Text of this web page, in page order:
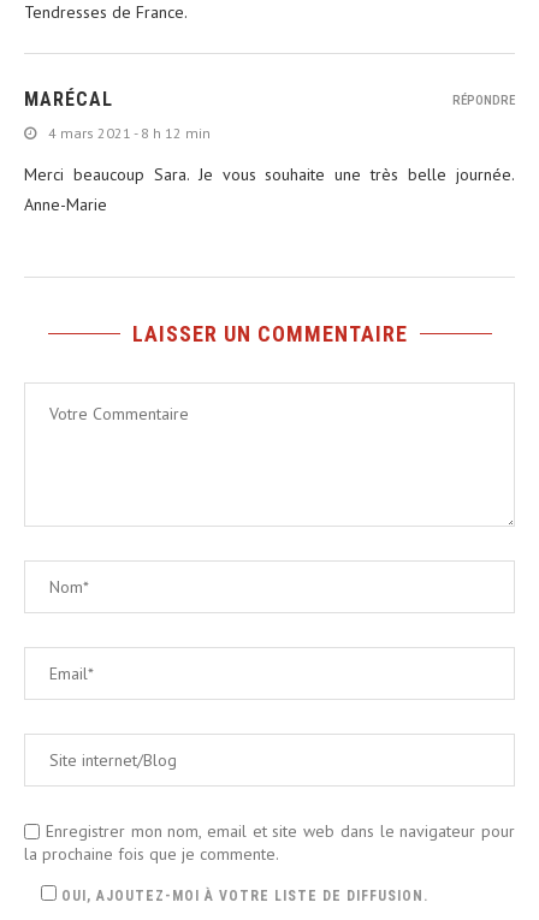
Tendresses de France.
MARÉCAL
4 mars 2021 - 8 h 12 min
Merci beaucoup Sara. Je vous souhaite une très belle journée.
Anne-Marie
RÉPONDRE
LAISSER UN COMMENTAIRE
Enregistrer mon nom, email et site web dans le navigateur pour
la prochaine fois que je commente.
OUI, AJOUTEZ-MOI À VOTRE LISTE DE DIFFUSION.